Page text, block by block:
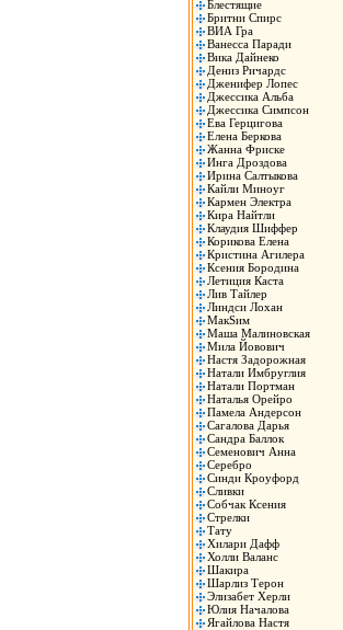
Блестящие
Бритни Спирс
ВИА Гра
Ванесса Паради
Вика Дайнеко
Дениз Ричардс
Дженифер Лопес
Джессика Альба
Джессика Симпсон
Ева Герцигова
Елена Беркова
Жанна Фриске
Инга Дроздова
Ирина Салтыкова
Кайли Миноуг
Кармен Электра
Кира Найтли
Клаудия Шиффер
Корикова Елена
Кристина Агилера
Ксения Бородина
Летиция Каста
Лив Тайлер
Линдси Лохан
МакSим
Маша Малиновская
Мила Йовович
Настя Задорожная
Натали Имбруглия
Натали Портман
Наталья Орейро
Памела Андерсон
Сагалова Дарья
Сандра Баллок
Семенович Анна
Серебро
Синди Кроуфорд
Сливки
Собчак Ксения
Стрелки
Тату
Хилари Дафф
Холли Валанс
Шакира
Шарлиз Терон
Элизабет Херли
Юлия Началова
Ягайлова Настя